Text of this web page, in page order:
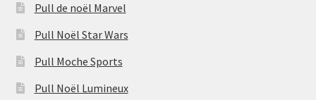
Pull de noël Marvel
Pull Noël Star Wars
Pull Moche Sports
Pull Noël Lumineux